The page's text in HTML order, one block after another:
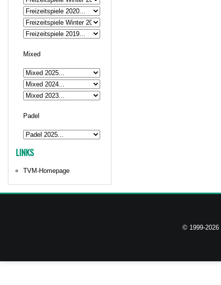
Mixed
Padel
LINKS
TVM-Homepage
© 1999-2026